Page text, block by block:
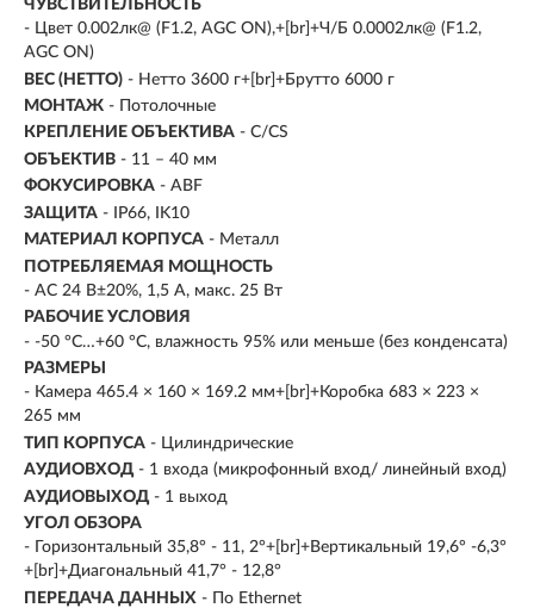
ЧУВСТВИТЕЛЬНОСТЬ
- Цвет 0.002лк@ (F1.2, AGC ON),+[br]+Ч/Б 0.0002лк@ (F1.2,
AGC ON)
ВЕС (НЕТТО) - Нетто 3600 г+[br]+Брутто 6000 г
МОНТАЖ - Потолочные
КРЕПЛЕНИЕ ОБЪЕКТИВА - C/CS
ОБЪЕКТИВ - 11 – 40 мм
ФОКУСИРОВКА - ABF
ЗАЩИТА - IP66, IK10
МАТЕРИАЛ КОРПУСА - Металл
ПОТРЕБЛЯЕМАЯ МОЩНОСТЬ
- AC 24 В±20%, 1,5 А, макс. 25 Вт
РАБОЧИЕ УСЛОВИЯ
- -50 °C…+60 °C, влажность 95% или меньше (без конденсата)
РАЗМЕРЫ
- Камера 465.4 × 160 × 169.2 мм+[br]+Коробка 683 × 223 ×
265 мм
ТИП КОРПУСА - Цилиндрические
АУДИОВХОД - 1 входа (микрофонный вход/ линейный вход)
АУДИОВЫХОД - 1 выход
УГОЛ ОБЗОРА
- Горизонтальный 35,8° - 11, 2°+[br]+Вертикальный 19,6° -6,3°
+[br]+Диагональный 41,7° - 12,8°
ПЕРЕДАЧА ДАННЫХ - По Ethernet